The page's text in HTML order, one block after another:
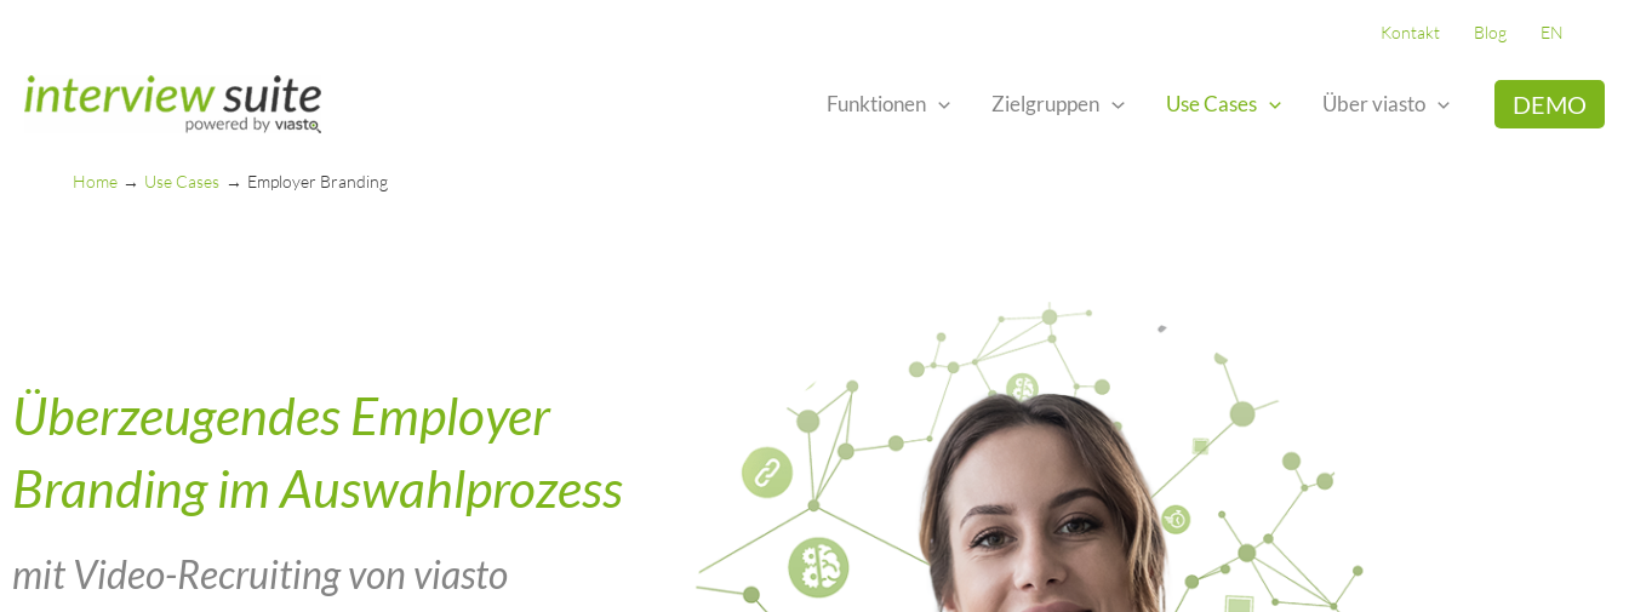
content
Kontakt Blog EN
Funktionen Zielgruppen Use Cases Über viasto DEMO
Home Use Cases Employer Branding
Überzeugendes Employer
Branding im Auswahlprozess
mit Video-Recruiting von viasto